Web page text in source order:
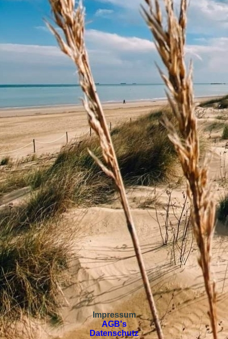
Impressum
AGB's
Datenschutz